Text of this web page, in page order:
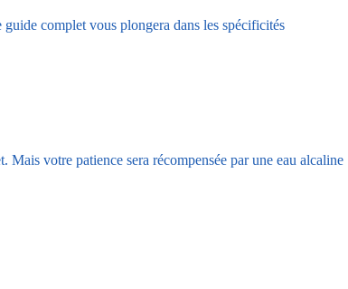
guide complet vous plongera dans les spécificités
votre patience sera récompensée par une eau alcaline